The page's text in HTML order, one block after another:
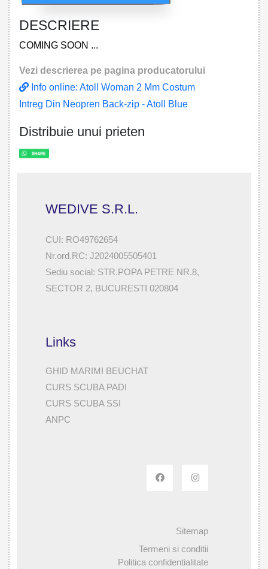
DESCRIERE
COMING SOON ...
Vezi descrierea pe pagina producatorului
Info online: Atoll Woman 2 Mm Costum
Intreg Din Neopren Back-zip - Atoll Blue
Distribuie unui prieten
WEDIVE S.R.L.
CUI: RO49762654
Nr.ord.RC: J2024005505401
Sediu social: STR.POPA PETRE NR.8,
SECTOR 2, BUCURESTI 020804
Links
GHID MARIMI BEUCHAT
CURS SCUBA PADI
CURS SCUBA SSI
ANPC
Sitemap
Termeni si conditii
Politica confidentialitate